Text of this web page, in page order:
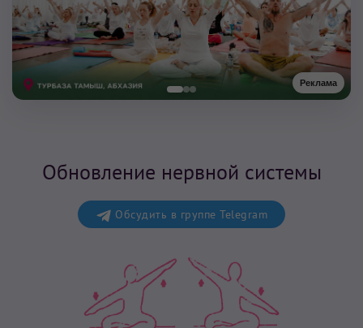
Реклама
Обновление нервной системы
Обсудить в группе Telegram